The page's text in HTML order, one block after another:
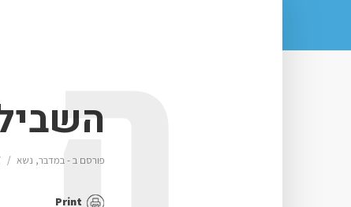
פורסם ב -במדבר, נשא 7 ה
Print